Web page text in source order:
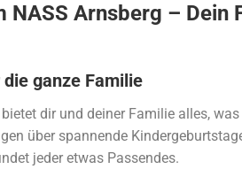
NASS Arnsberg – Dein
ganze Familie
dir und deiner Familie alles,
über spannende
jeder etwas Passendes.